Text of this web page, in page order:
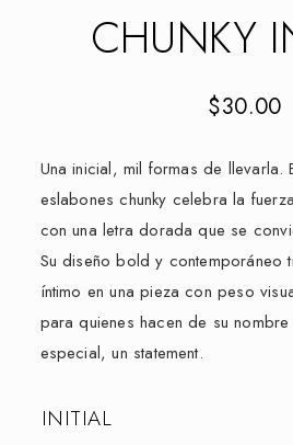
CHUNKY
$30.00
Una inicial, mil formas de llevarla.
eslabones chunky celebra la
con una letra dorada que se
Su diseño bold y contemporáneo
íntimo en una pieza con peso
para quienes hacen de su
especial, un statement.
INITIAL